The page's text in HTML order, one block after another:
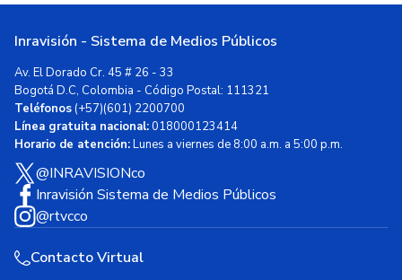
Inravisión - Sistema de Medios Públicos
Av. El Dorado Cr. 45 # 26 - 33
Bogotá D.C, Colombia - Código Postal: 111321
Teléfonos(+57)(601) 2200700
Línea gratuita nacional:018000123414
Horario de atención:Lunes a viernes de 8:00 a.m. a 5:00 p.m.
@INRAVISIONco
Inravisión Sistema de Medios Públicos
@rtvcco
Contacto Virtual